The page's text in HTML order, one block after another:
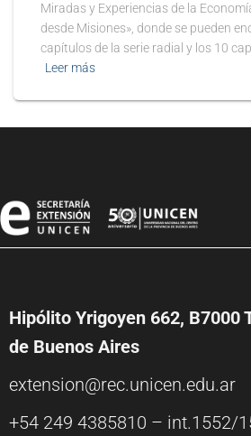
Miradas y Experiencias de la
desde Misiones», donde se pueden
capítulos de la serie radial y los 10
Leer más
Hipólito Yrigoyen 662, B7000
de Buenos Aires
extension@rec.unicen.edu.ar
+54 249 4385810 – int.1552/